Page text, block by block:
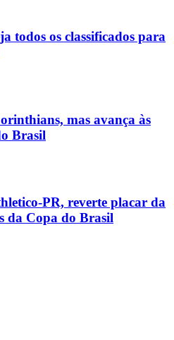
todos os classificados para
mas avança às
Brasil
PR, reverte placar da
da Copa do Brasil